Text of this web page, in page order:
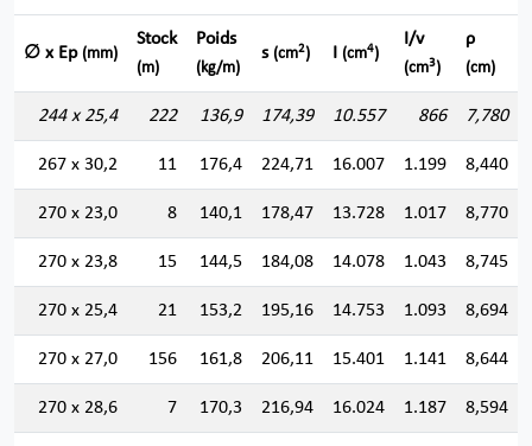
∅ x Ep (mm)
Stock
(m)
Poids
(kg/m)
s (cm2) I (cm4)
I/v
(cm3)
ρ
(cm)
244 x 25,4 222 136,9 174,39 10.557 866 7,780
267 x 30,2 11 176,4 224,71 16.007 1.199 8,440
270 x 23,0 8 140,1 178,47 13.728 1.017 8,770
270 x 23,8 15 144,5 184,08 14.078 1.043 8,745
270 x 25,4 21 153,2 195,16 14.753 1.093 8,694
270 x 27,0 156 161,8 206,11 15.401 1.141 8,644
270 x 28,6 7 170,3 216,94 16.024 1.187 8,594